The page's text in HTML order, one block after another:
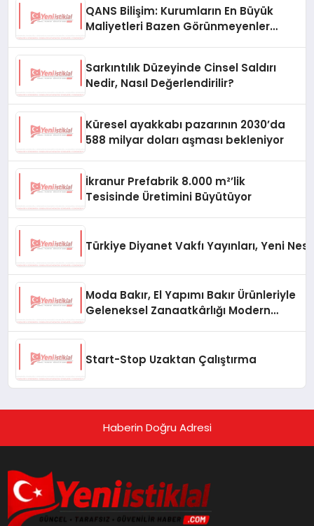
QANS Bilişim: Kurumların En Büyük
Maliyetleri Bazen Görünmeyenler
Sarkıntılık Düzeyinde Cinsel Saldırı
Nedir, Nasıl Değerlendirilir?
Küresel ayakkabı pazarının 2030’da
588 milyar doları aşması bekleniyor
İkranur Prefabrik 8.000 m²’lik
Tesisinde Üretimini Büyütüyor
Türkiye Diyanet Vakfı Yayınları, Yeni
Moda Bakır, El Yapımı Bakır Ürünleriyle
Geleneksel Zanaatkârlığı Modern
Start-Stop Uzaktan Çalıştırma
Haberin Doğru Adresi